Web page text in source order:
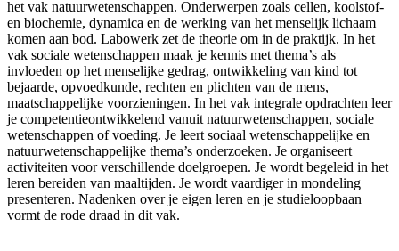
het vak natuurwetenschappen. Onderwerpen zoals cellen, koolstof-
en biochemie, dynamica en de werking van het menselijk lichaam
komen aan bod. Labowerk zet de theorie om in de praktijk. In het
vak sociale wetenschappen maak je kennis met thema’s als
invloeden op het menselijke gedrag, ontwikkeling van kind tot
bejaarde, opvoedkunde, rechten en plichten van de mens,
maatschappelijke voorzieningen. In het vak integrale opdrachten leer
je competentieontwikkelend vanuit natuurwetenschappen, sociale
wetenschappen of voeding. Je leert sociaal wetenschappelijke en
natuurwetenschappelijke thema’s onderzoeken. Je organiseert
activiteiten voor verschillende doelgroepen. Je wordt begeleid in het
leren bereiden van maaltijden. Je wordt vaardiger in mondeling
presenteren. Nadenken over je eigen leren en je studieloopbaan
vormt de rode draad in dit vak.